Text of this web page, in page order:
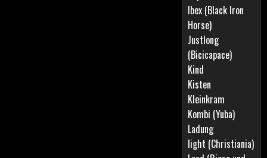
Ibex (Black Iron
Horse)
Justlong
(Bicicapace)
Kind
Kisten
Kleinkram
Kombi (Yuba)
Ladung
light (Christiania)